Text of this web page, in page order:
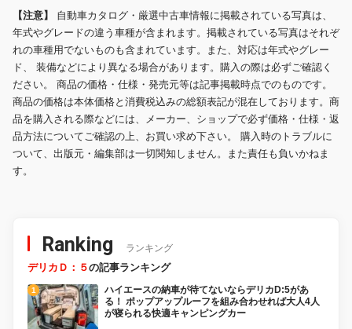
【注意】 自動車カタログ・厳選中古車情報に掲載されている写真は、
年式やグレードの違う車種が含まれます。掲載されている写真はそれぞ
れの車種用でないものも含まれています。また、対応は年式やグレー
ド、 装備などにより異なる場合があります。購入の際は必ずご確認く
ださい。 商品の価格・仕様・発売元等は記事掲載時点でのものです。
商品の価格は本体価格と消費税込みの総額表記が混在しております。商
品を購入される際などには、メーカー、ショップで必ず価格・仕様・返
品方法についてご確認の上、お買い求め下さい。 購入時のトラブルに
ついて、出版元・編集部は一切関知しません。また責任も負いかねま
す。
Ranking ランキング
デリカＤ：５の記事ランキング
ハイエースの納車が待てないならデリカD:5があ
る！ ポップアップルーフを組み合わせれば大人4人
が寝られる快適キャンピングカー